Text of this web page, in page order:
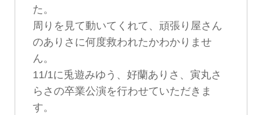
た。
周りを見て動いてくれて、頑張り屋さん
のありさに何度救われたかわかりませ
ん。
11/1に兎遊みゆう、好蘭ありさ、寅丸さ
らさの卒業公演を行わせていただきま
す。